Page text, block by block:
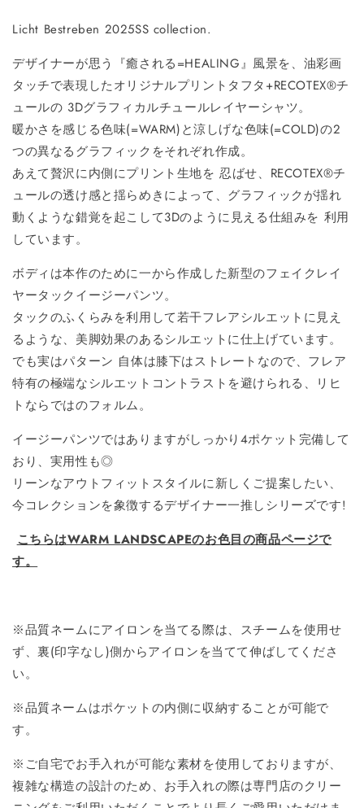
Licht Bestreben 2025SS collection.
デザイナーが思う『癒される=HEALING』風景を、油彩画
タッチで表現したオリジナルプリントタフタ+RECOTEX®️チ
ュールの 3Dグラフィカルチュールレイヤーシャツ。
暖かさを感じる色味(=WARM)と涼しげな色味(=COLD)の2
つの異なるグラフィックをそれぞれ作成。
あえて贅沢に内側にプリント生地を 忍ばせ、RECOTEX®️チ
ュールの透け感と揺らめきによって、グラフィックが揺れ
動くような錯覚を起こして3Dのように見える仕組みを 利用
しています。
ボディは本作のために一から作成した新型のフェイクレイ
ヤータックイージーパンツ。
タックのふくらみを利用して若干フレアシルエットに見え
るような、美脚効果のあるシルエットに仕上げています。
でも実はパターン 自体は膝下はストレートなので、フレア
特有の極端なシルエットコントラストを避けられる、リヒ
トならではのフォルム。
イージーパンツではありますがしっかり4ポケット完備して
おり、実用性も◎
リーンなアウトフィットスタイルに新しくご提案したい、
今コレクションを象徴するデザイナー一推しシリーズです!
こちらはWARM LANDSCAPEのお色目の商品ページで
す。
※品質ネームにアイロンを当てる際は、スチームを使用せ
ず、裏(印字なし)側からアイロンを当てて伸ばしてくださ
い。
※品質ネームはポケットの内側に収納することが可能で
す。
※ご自宅でお手入れが可能な素材を使用しておりますが、
複雑な構造の設計のため、お手入れの際は専門店のクリー